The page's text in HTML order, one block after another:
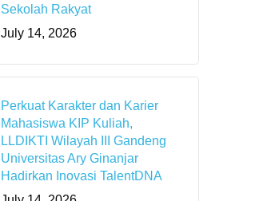
Sekolah Rakyat
July 14, 2026
Perkuat Karakter dan Karier
Mahasiswa KIP Kuliah,
LLDIKTI Wilayah III Gandeng
Universitas Ary Ginanjar
Hadirkan Inovasi TalentDNA